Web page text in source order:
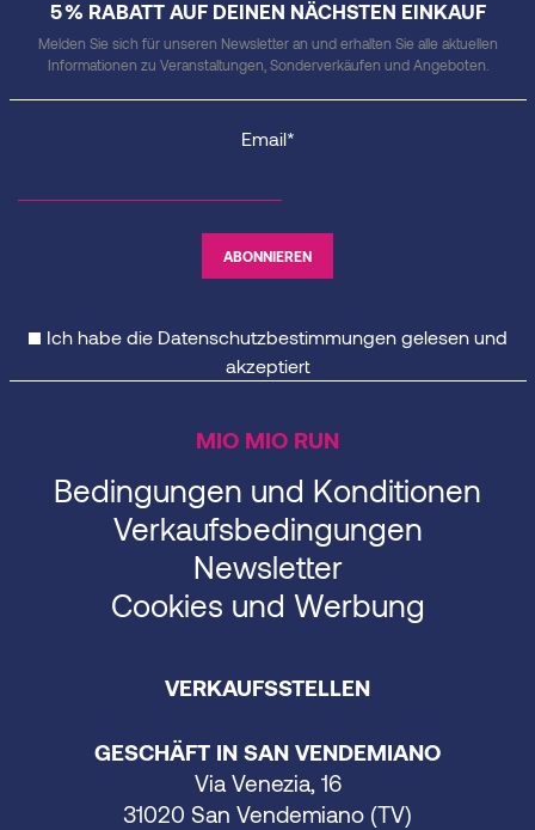
5 % RABATT AUF DEINEN NÄCHSTEN EINKAUF
Melden Sie sich für unseren Newsletter an und erhalten Sie alle aktuellen
Informationen zu Veranstaltungen, Sonderverkäufen und Angeboten.
Email*
Ich habe die Datenschutzbestimmungengelesen und
akzeptiert
MIO MIO RUN
Bedingungen und Konditionen
Verkaufsbedingungen
Newsletter
Cookies und Werbung
VERKAUFSSTELLEN
GESCHÄFT IN SAN VENDEMIANO
Via Venezia, 16
31020 San Vendemiano (TV)